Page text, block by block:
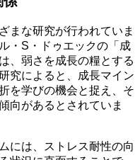
まな研究が行われていま
・S・ドゥエックの「成
、弱さを成長の糧とする
究によると、成長マイン
を学びの機会と捉え、そ
向があるとされていま
には、ストレス耐性の向